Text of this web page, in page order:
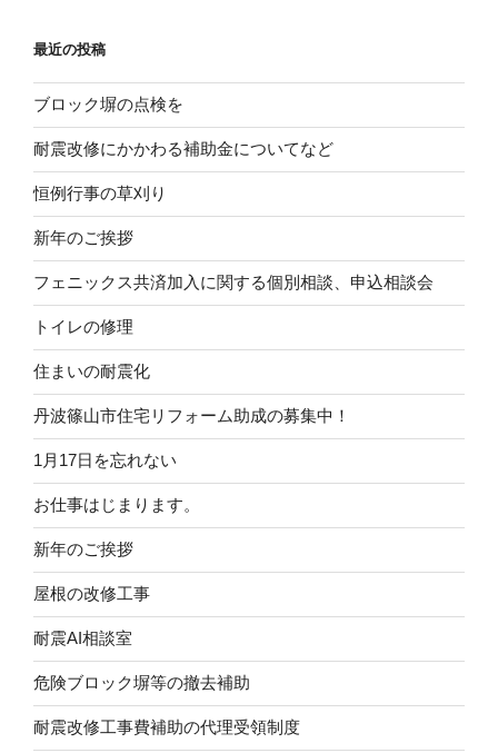
最近の投稿
ブロック塀の点検を
耐震改修にかかわる補助金についてなど
恒例行事の草刈り
新年のご挨拶
フェニックス共済加入に関する個別相談、申込相談会
トイレの修理
住まいの耐震化
丹波篠山市住宅リフォーム助成の募集中！
1月17日を忘れない
お仕事はじまります。
新年のご挨拶
屋根の改修工事
耐震AI相談室
危険ブロック塀等の撤去補助
耐震改修工事費補助の代理受領制度